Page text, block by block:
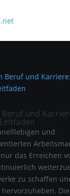
und
und
das Erreichen
zu schaffen
hervorzuheben.